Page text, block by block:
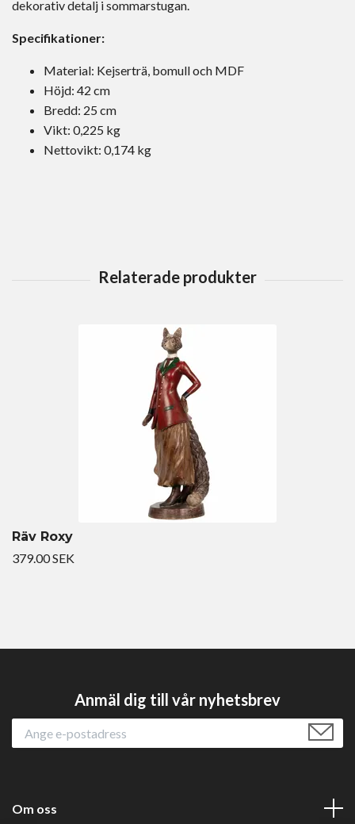
dekorativ detalj i sommarstugan.
Specifikationer:
Material: Kejserträ, bomull och MDF
Höjd: 42 cm
Bredd: 25 cm
Vikt: 0,225 kg
Nettovikt: 0,174 kg
Räv Roxy
379.00 SEK
Anmäl dig till vår nyhetsbrev
Om oss